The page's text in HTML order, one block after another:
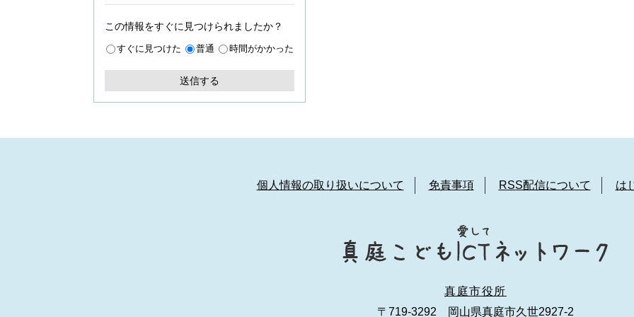
この情報をすぐに見つけられましたか？
すぐに見つけた 普通 時間がかかった
個人情報の取り扱いについて 免責事項 RSS配信について は
真庭市役所
〒719-3292 岡山県真庭市久世2927-2